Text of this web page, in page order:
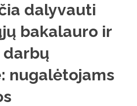
dalyvauti
bakalauro ir
nugalėtojams